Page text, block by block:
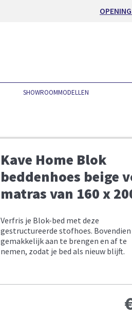
SHOWROOMMODELLEN
Kave Home Blok
beddenhoes beige
matras van 160 x
Verfris je Blok-bed met deze
gestructureerde stofhoes.
gemakkelijk aan te brengen en af te
nemen, zodat je bed als nieuw blijft.